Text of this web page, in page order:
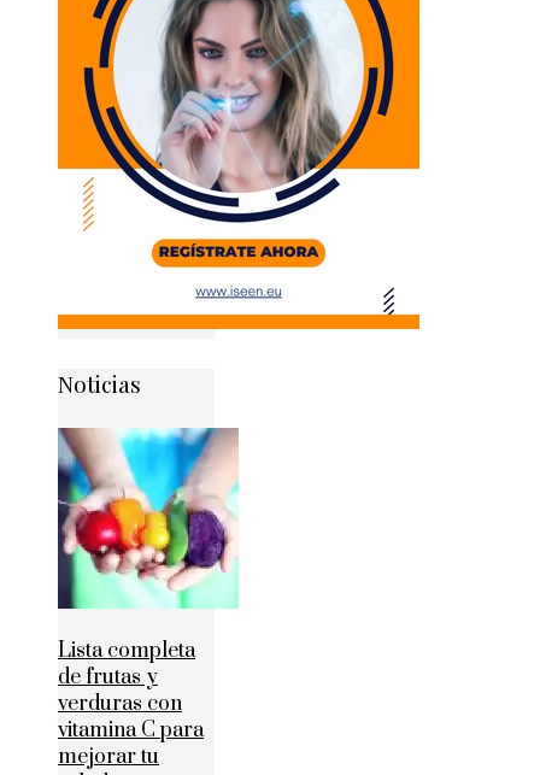
Noticias
Lista completa
de frutas y
verduras con
vitamina C para
mejorar tu